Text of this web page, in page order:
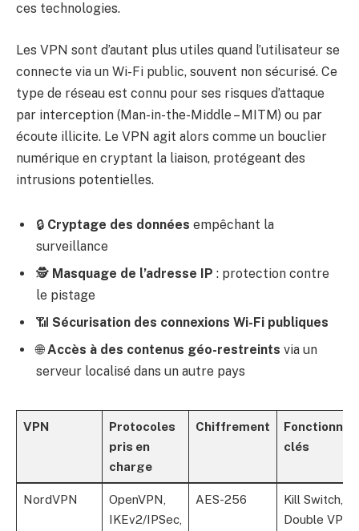
ces technologies.
Les VPN sont d’autant plus utiles quand l’utilisateur se
connecte via un Wi-Fi public, souvent non sécurisé. Ce
type de réseau est connu pour ses risques d’attaque
par interception (Man-in-the-Middle – MITM) ou par
écoute illicite. Le VPN agit alors comme un bouclier
numérique en cryptant la liaison, protégeant des
intrusions potentielles.
🔒 Cryptage des données empêchant la
surveillance
🕵️ Masquage de l’adresse IP : protection contre
le pistage
📶 Sécurisation des connexions Wi-Fi publiques
🌐 Accès à des contenus géo-restreints via un
serveur localisé dans un autre pays
VPN
Protocoles
pris en
charge
Chiffrement
clés
NordVPN
OpenVPN,
IKEv2/IPSec,
AES-256
Kill Switch,
Double VPN,